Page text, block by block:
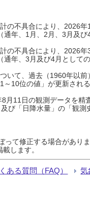
の不具合により、2026
年、1月、2月、3月及
の不具合により、2026
年、3月及び4月とし
いて、過去（1960年以
10位の値」が更新され
月11日の観測データを
び「日降水量」の「観
て修正する場合があり
します。
ある質問（FAQ） 気